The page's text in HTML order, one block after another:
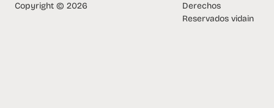
Copyright © 2026
Derechos
Reservados vidain